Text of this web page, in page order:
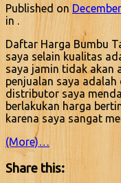
Published on
in .
Daftar Harga Bumbu
saya selain kualitas
saya jamin tidak akan
penjualan saya
distributor saya
berlakukan harga
karena saya sangat
(More)…
Share this: